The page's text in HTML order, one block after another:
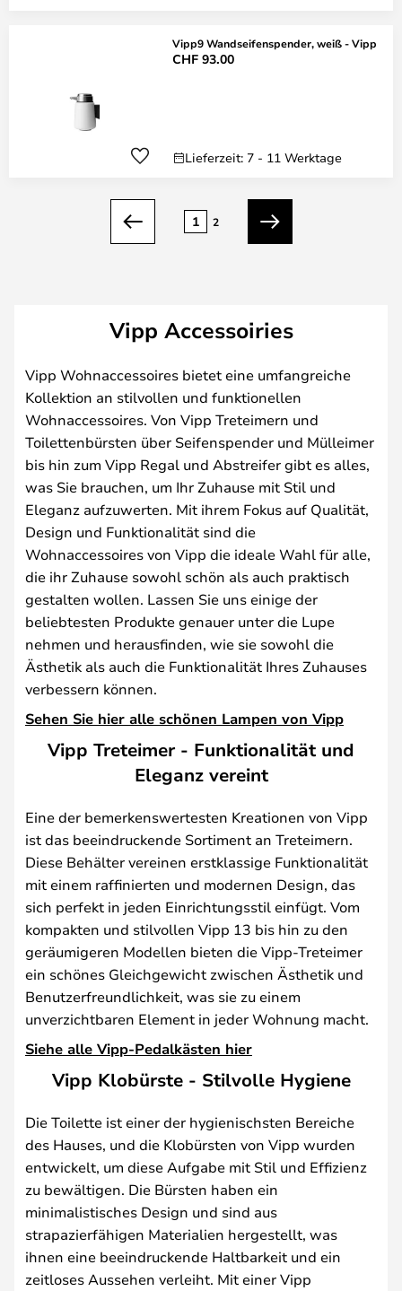
Vipp9 Wandseifenspender, weiß - Vipp
CHF 93.00
Lieferzeit: 7 - 11 Werktage
Zurück
1 2
Weiter
Vipp Accessoiries
Vipp Wohnaccessoires bietet eine umfangreiche
Kollektion an stilvollen und funktionellen
Wohnaccessoires. Von Vipp Treteimern und
Toilettenbürsten über Seifenspender und Mülleimer
bis hin zum Vipp Regal und Abstreifer gibt es alles,
was Sie brauchen, um Ihr Zuhause mit Stil und
Eleganz aufzuwerten. Mit ihrem Fokus auf Qualität,
Design und Funktionalität sind die
Wohnaccessoires von Vipp die ideale Wahl für alle,
die ihr Zuhause sowohl schön als auch praktisch
gestalten wollen. Lassen Sie uns einige der
beliebtesten Produkte genauer unter die Lupe
nehmen und herausfinden, wie sie sowohl die
Ästhetik als auch die Funktionalität Ihres Zuhauses
verbessern können.
Sehen Sie hier alle schönen Lampen von Vipp
Vipp Treteimer - Funktionalität und
Eleganz vereint
Eine der bemerkenswertesten Kreationen von Vipp
ist das beeindruckende Sortiment an Treteimern.
Diese Behälter vereinen erstklassige Funktionalität
mit einem raffinierten und modernen Design, das
sich perfekt in jeden Einrichtungsstil einfügt. Vom
kompakten und stilvollen Vipp 13 bis hin zu den
geräumigeren Modellen bieten die Vipp-Treteimer
ein schönes Gleichgewicht zwischen Ästhetik und
Benutzerfreundlichkeit, was sie zu einem
unverzichtbaren Element in jeder Wohnung macht.
Siehe alle Vipp-Pedalkästen hier
Vipp Klobürste - Stilvolle Hygiene
Die Toilette ist einer der hygienischsten Bereiche
des Hauses, und die Klobürsten von Vipp wurden
entwickelt, um diese Aufgabe mit Stil und Effizienz
zu bewältigen. Die Bürsten haben ein
minimalistisches Design und sind aus
strapazierfähigen Materialien hergestellt, was
ihnen eine beeindruckende Haltbarkeit und ein
zeitloses Aussehen verleiht. Mit einer Vipp